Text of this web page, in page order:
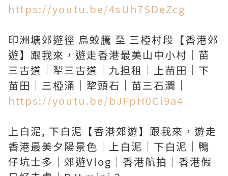
https://youtu.be/4sUh7SDeZcg
印洲塘郊遊徑 烏蛟騰 至 三椏村段【香港郊
遊】跟我來，遊走香港最美山中小村｜苗
三古道｜犁三古道｜九担租｜上苗田｜下
https://youtu.be/bJFpH0Ci9a4
上白泥, 下白泥【香港郊遊】跟我來，遊走
香港最美夕陽景色｜上白泥｜下白泥｜鴨
仔坑士多｜郊遊Vlog｜香港航拍｜香港假